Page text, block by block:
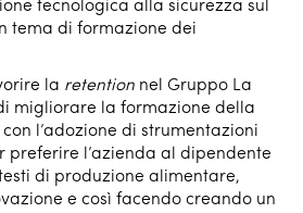
tecnologica alla sicurezza sul
tema di formazione dei
la retention nel Gruppo La
migliorare la formazione della
l’adozione di strumentazioni
preferire l’azienda al dipendente
di produzione alimentare,
e così facendo creando un